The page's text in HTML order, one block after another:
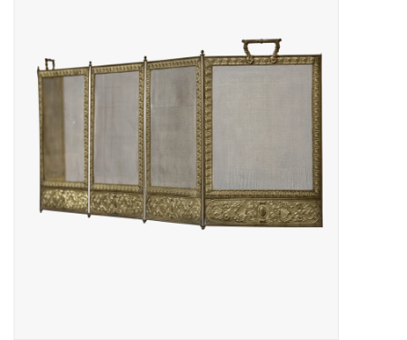
Decoratieve Outdoor
Objecten
Vloeren - Steen, Terra Cotta
& Marmer